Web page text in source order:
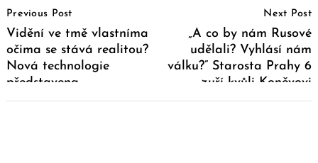
Navigation
Previous Post
Vidění ve tmě vlastníma
očima se stává realitou?
Nová technologie
představena
Next Post
„A co by nám Rusové
udělali? Vyhlásí nám
válku?” Starosta Prahy 6
zuří kvůli Koněvovi